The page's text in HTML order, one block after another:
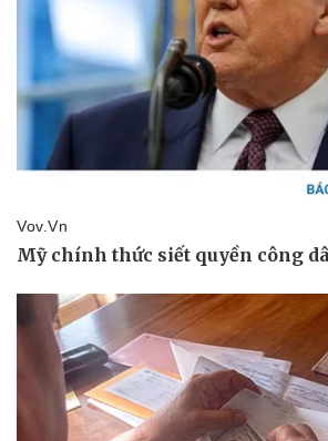
Thể thao
Bóng đá
Lịch thi đấu bóng đá
Thế giới thể thao
eSports
Hậu trường
Ô tô -
Ô tô
Xe máy
Tư vấn